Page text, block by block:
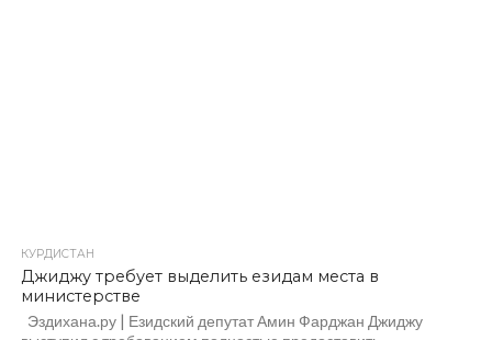
КУРДИСТАН
Джиджу требует выделить езидам места в
министерстве
Эздихана.ру | Езидский депутат Амин Фарджан Джиджу